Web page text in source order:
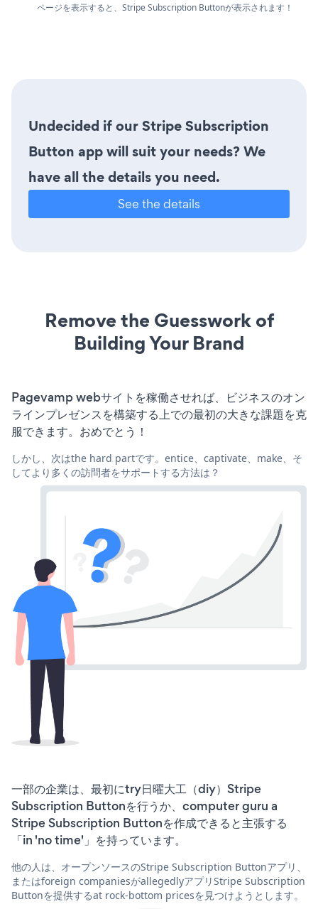
ページを表示すると、Stripe Subscription Buttonが表示されます！
Undecided if our Stripe Subscription
Button app will suit your needs? We
have all the details you need.
See the details
Remove the Guesswork of
Building Your Brand
Pagevamp webサイトを稼働させれば、ビジネスのオン
ラインプレゼンスを構築する上での最初の大きな課題を克
服できます。おめでとう！
しかし、次はthe hard partです。entice、captivate、make、そ
してより多くの訪問者をサポートする方法は？
一部の企業は、最初にtry日曜大工（diy）Stripe
Subscription Buttonを行うか、computer guru a
Stripe Subscription Buttonを作成できると主張する
「in 'no time'」を持っています。
他の人は、オープンソースのStripe Subscription Buttonアプリ、
またはforeign companiesがallegedlyアプリStripe Subscription
Buttonを提供するat rock-bottom pricesを見つけようとします。